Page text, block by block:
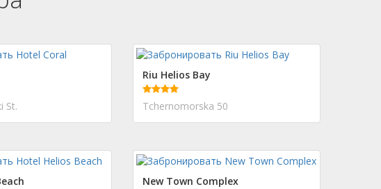
St.
Riu Helios Bay
Tchernomorska 50
New Town Complex